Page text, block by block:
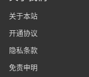
关于本站
开通协议
隐私条款
免责申明